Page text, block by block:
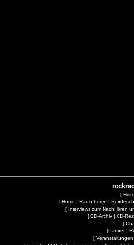
[
[ Home | Radio hören |
[ Interviews zum NachHören
[ CD-Archiv| CD-
[
[Partner|
[ Veranstaltungen